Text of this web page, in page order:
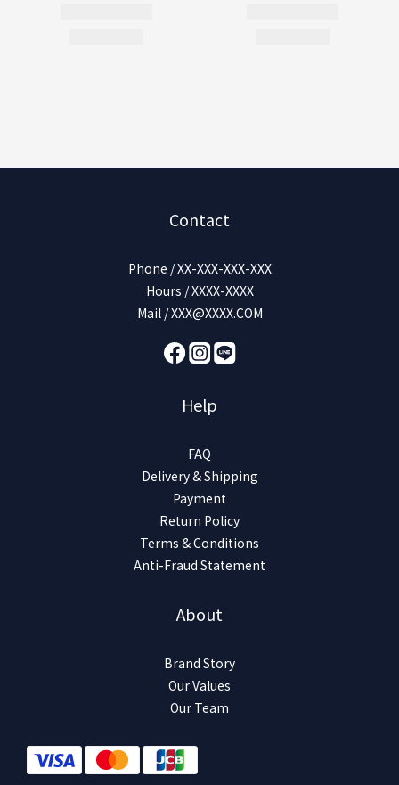
Contact
Phone / XX-XXX-XXX-XXX
Hours / XXXX-XXXX
Mail / XXX@XXXX.COM
Help
FAQ
Delivery & Shipping
Payment
Return Policy
Terms & Conditions
Anti-Fraud Statement
About
Brand Story
Our Values
Our Team